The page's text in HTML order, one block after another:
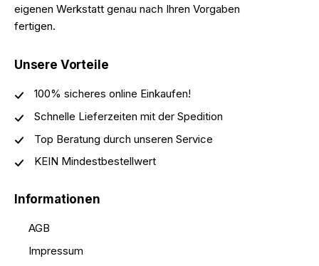
eigenen Werkstatt genau nach Ihren Vorgaben
fertigen.
Unsere Vorteile
100% sicheres online Einkaufen!
Schnelle Lieferzeiten mit der Spedition
Top Beratung durch unseren Service
KEIN Mindestbestellwert
Informationen
AGB
Impressum